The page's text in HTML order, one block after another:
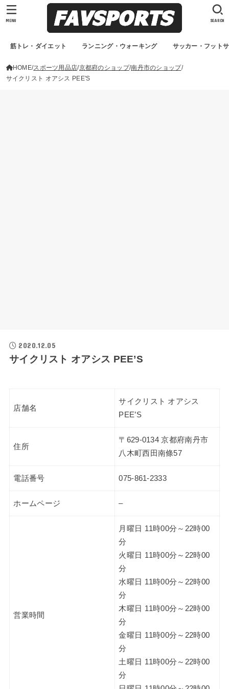
筋トレ・ダイエット ランニング・ウォーキング サッカー・フット
SEARCH
MENU
HOME スポーツ用品店 京都府のショップ 南丹市のショップ
サイクリスト オアシス PEE'S
2020.12.05
サイクリスト オアシス PEE’S
店舗名
サイクリスト オアシス
PEE’S
住所
〒629-0134 京都府南丹市
八木町西田南條57
電話番号 075-861-2333
ホームページ –
営業時間
月曜日 11時00分～22時00
分
火曜日 11時00分～22時00
分
水曜日 11時00分～22時00
分
木曜日 11時00分～22時00
分
金曜日 11時00分～22時00
分
土曜日 11時00分～22時00
分